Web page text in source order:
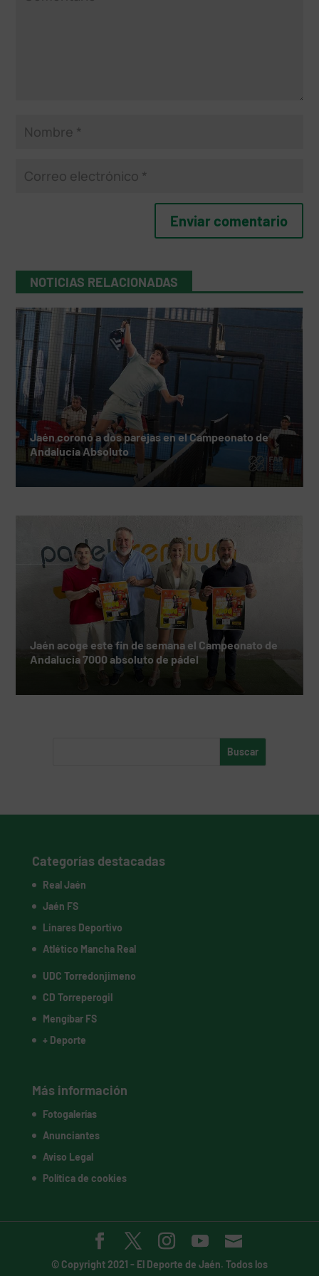
NOTICIAS RELACIONADAS
Jaén coronó a dos parejas en el Campeonato de
Andalucía Absoluto
Jaén acoge este fin de semana el Campeonato de
Andalucía 7000 absoluto de pádel
Categorías destacadas
Real Jaén
Jaén FS
Linares Deportivo
Atlético Mancha Real
UDC Torredonjimeno
CD Torreperogil
Mengíbar FS
+ Deporte
Más información
Fotogalerías
Anunciantes
Aviso Legal
Política de cookies
© Copyright 2021 - El Deporte de Jaén. Todos los